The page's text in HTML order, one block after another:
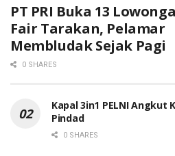
PT PRI Buka 13
Fair Tarakan, Pelamar
Membludak Sejak Pagi
0 SHARES
Kapal 3in1 PELNI
Pindad
0 SHARES